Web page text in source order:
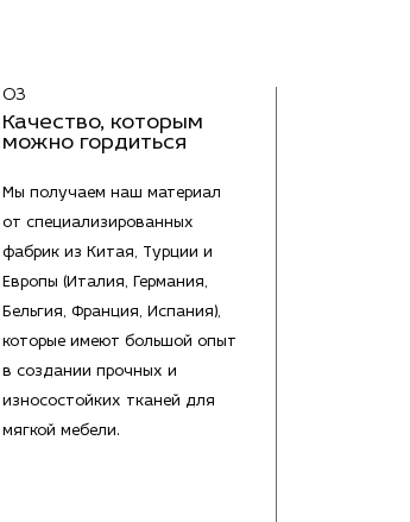
03
Качество, которым
можно гордиться
Мы получаем наш материал
от специализированных
фабрик из Китая, Турции и
Европы (Италия, Германия,
Бельгия, Франция, Испания),
которые имеют большой опыт
в создании прочных и
износостойких тканей для
мягкой мебели.